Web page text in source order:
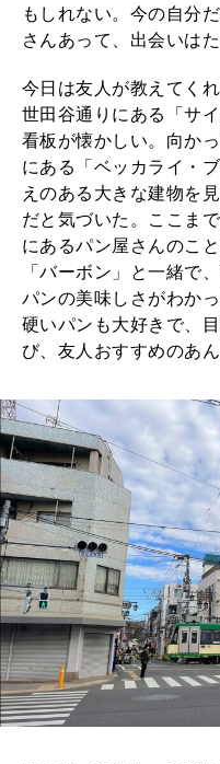
もしれない。今の自分
さんあって、出会いは
今日は友人が教えてく
世田谷通りにある「サ
看板が懐かしい。向か
にある「ベッカライ・
えのある大きな建物を
だと気づいた。ここま
にあるパン屋さんのこ
「バーボン」と一緒で
パンの美味しさがわか
硬いパンも大好きで、
び、友人おすすめのあん